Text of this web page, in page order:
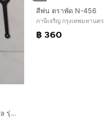
ขายเครื่องขัดเงารถยนต์ Okura รุ่น 9218BL มือสอง
สีพ่น ตราพัด N-456
ภาษีเจริญ กรุงเทพมหานคร
฿ 360